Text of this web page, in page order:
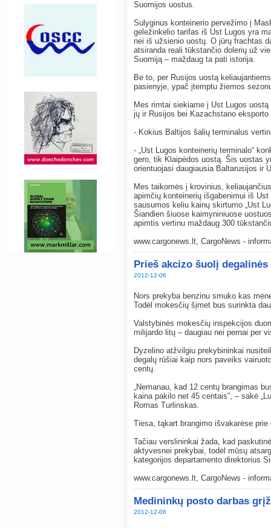
Suomijos uostus.
Sulyginus konteinerio pervežimo į
geležinkelio tarifas iš Ust Lugos yra
nei iš užsienio uostų. O jūrų frachtas
atsiranda reali tūkstančio dolerių už
Suomiją – maždaug ta pati istorija.
Be to, per Rusijos uostą
pasienyje, ypač įtemptu žiemos
Mes rimtai siekiame į Ust Lugos
jų ir Rusijos bei Kazachstano
- Kokius Baltijos šalių terminalus
- „Ust Lugos konteinerių terminalo“
gero, tik Klaipėdos uostą. Šis uostas
orientuojasi daugiausia Baltarusijos ir
Mes taikomės į krovinius,
apimčių konteinerių išgabenimui iš
sausumos keliu kainų skirtumo „Ust
Šiandien šiuose kaimyniniuose
apimtis vertinu maždaug 300
www.cargonews.lt, CargoNews -
Prieš akcizo šuolį
2012-12-06
Nors prekyba benzinu smuko kas
Todėl mokesčių šįmet bus surinkta
Valstybinės mokesčių inspekcijos
milijardo litų – daugiau nei pernai per
Dyzelino atžvilgiu prekybininkai
degalų rūšiai kaip nors paveiks
centų.
„Nemanau, kad 12 centų brangimas
kaina pakilo net 45 centais”, – sakė
Romas Turlinskas.
Tiesa, tąkart brangimo išvakarėse
Tačiau verslininkai žada, kad
aktyvesnei prekybai, todėl mūsų
kategorijos departamento direktorius
www.cargonews.lt, CargoNews -
Medininkų posto darbas
2012-12-06